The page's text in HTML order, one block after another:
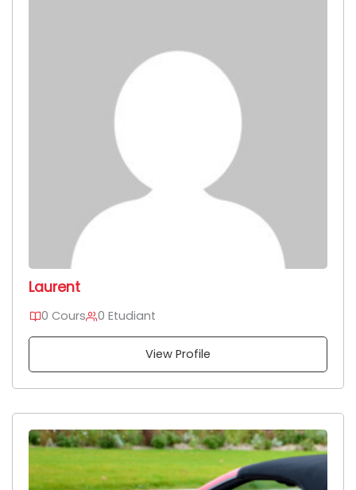
Laurent
0 Cours 0 Etudiant
View Profile